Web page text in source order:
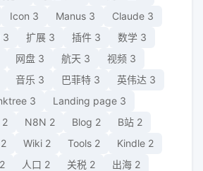
Icon 3 Manus 3 Claude 3
3 扩展 3 插件 3 数学 3
网盘 3 航天 3 视频 3
音乐 3 巴菲特 3 英伟达 3
3 Landing page 3
2 N8N 2 Blog 2 B站 2
2 Wiki 2 Tools 2 Kindle 2
2 人口 2 关税 2 出海 2